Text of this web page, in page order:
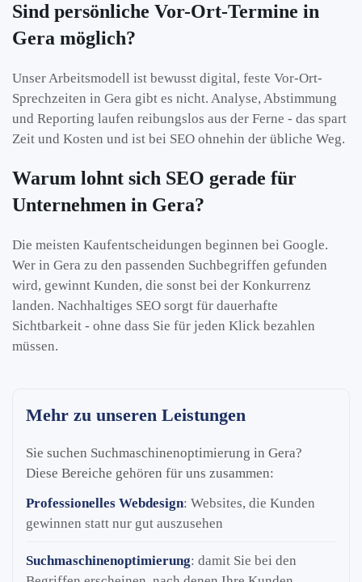
Sind persönliche Vor-Ort-Termine in
Gera möglich?
Unser Arbeitsmodell ist bewusst digital, feste Vor-Ort-
Sprechzeiten in Gera gibt es nicht. Analyse, Abstimmung
und Reporting laufen reibungslos aus der Ferne - das spart
Zeit und Kosten und ist bei SEO ohnehin der übliche Weg.
Warum lohnt sich SEO gerade für
Unternehmen in Gera?
Die meisten Kaufentscheidungen beginnen bei Google.
Wer in Gera zu den passenden Suchbegriffen gefunden
wird, gewinnt Kunden, die sonst bei der Konkurrenz
landen. Nachhaltiges SEO sorgt für dauerhafte
Sichtbarkeit - ohne dass Sie für jeden Klick bezahlen
müssen.
Mehr zu unseren Leistungen
Sie suchen Suchmaschinenoptimierung in Gera?
Diese Bereiche gehören für uns zusammen:
Professionelles Webdesign: Websites, die Kunden
gewinnen statt nur gut auszusehen
Suchmaschinenoptimierung: damit Sie bei den